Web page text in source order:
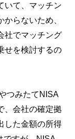
いて、マッチン
らないため、
社でマッチング
せを検討するの
つみたてNISA
、会社の確定拠
した金額の所得